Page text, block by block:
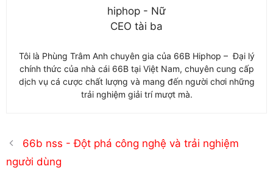
Tôi là Phùng Trâm Anh chuyên gia của 66B Hiphop – Đại lý
chính thức của nhà cái 66B tại Việt Nam, chuyên cung cấp
dịch vụ cá cược chất lượng và mang đến người chơi những
trải nghiệm giải trí mượt mà.
66b nss - Đột phá công nghệ và trải nghiệm
người dùng